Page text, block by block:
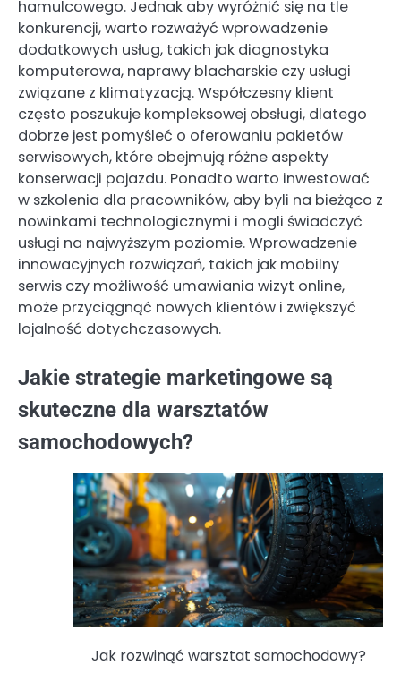
hamulcowego. Jednak aby wyróżnić się na tle
konkurencji, warto rozważyć wprowadzenie
dodatkowych usług, takich jak diagnostyka
komputerowa, naprawy blacharskie czy usługi
związane z klimatyzacją. Współczesny klient
często poszukuje kompleksowej obsługi, dlatego
dobrze jest pomyśleć o oferowaniu pakietów
serwisowych, które obejmują różne aspekty
konserwacji pojazdu. Ponadto warto inwestować
w szkolenia dla pracowników, aby byli na bieżąco z
nowinkami technologicznymi i mogli świadczyć
usługi na najwyższym poziomie. Wprowadzenie
innowacyjnych rozwiązań, takich jak mobilny
serwis czy możliwość umawiania wizyt online,
może przyciągnąć nowych klientów i zwiększyć
lojalność dotychczasowych.
Jakie strategie marketingowe są
skuteczne dla warsztatów
samochodowych?
Jak rozwinąć warsztat samochodowy?